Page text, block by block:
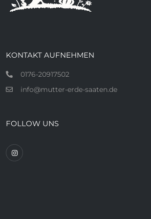
KONTAKT AUFNEHMEN
0176-20917502
info@mutter-erde-saaten.de
FOLLOW UNS